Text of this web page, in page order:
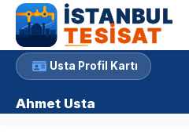
Usta Profil Kartı
Ahmet Usta